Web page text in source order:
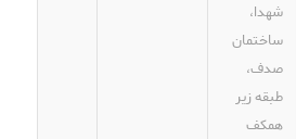
شهدا،
ساختمان
صدف،
طبقه زیر
همکف